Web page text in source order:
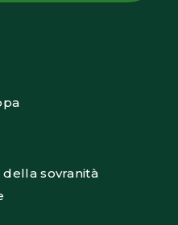
sovranità